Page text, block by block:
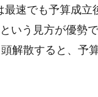
速でも予算成立
いう見方が優勢
解散すると、予